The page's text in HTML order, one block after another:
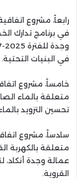
رابعاً، مشروع
في برنامج تدارك
في البنيات التحتية.
خامساً، مشروع
متعلقة بالماء
تحسين التزويد
سادساً، مشروع
متعلقة بالكهربة
عمالة وجدة أنكاد،
القروية.